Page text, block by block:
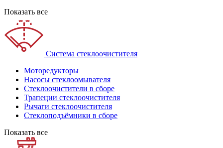
Показать все
Система стеклоочистителя
Моторедукторы
Насосы стеклоомывателя
Стеклоочистители в сборе
Трапеции стеклоочистителя
Рычаги стеклоочистителя
Стеклоподъёмники в сборе
Показать все